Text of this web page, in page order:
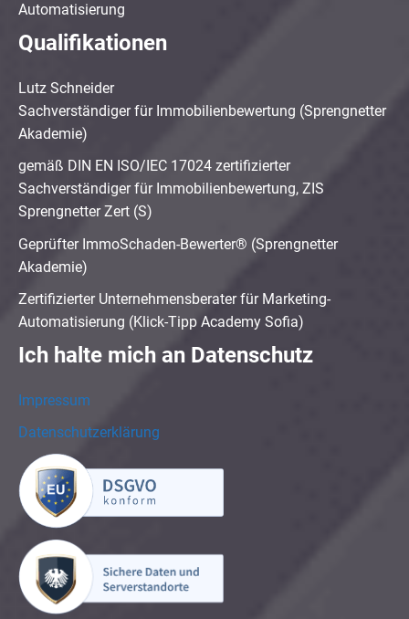
Automatisierung
Qualifikationen
Lutz Schneider
Sachverständiger für Immobilienbewertung (Sprengnetter
Akademie)
gemäß DIN EN ISO/IEC 17024 zertifizierter
Sachverständiger für Immobilienbewertung, ZIS
Sprengnetter Zert (S)
Geprüfter ImmoSchaden-Bewerter® (Sprengnetter
Akademie)
Zertifizierter Unternehmensberater für Marketing-
Automatisierung (Klick-Tipp Academy Sofia)
Ich halte mich an Datenschutz
Impressum
Datenschutzerklärung